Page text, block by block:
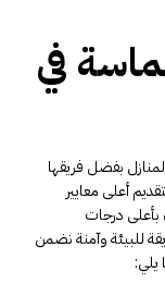
في
بفضل فريقها
أعلى معايير
بأعلى درجات
للبيئة وآمنة نضمن
يلي: